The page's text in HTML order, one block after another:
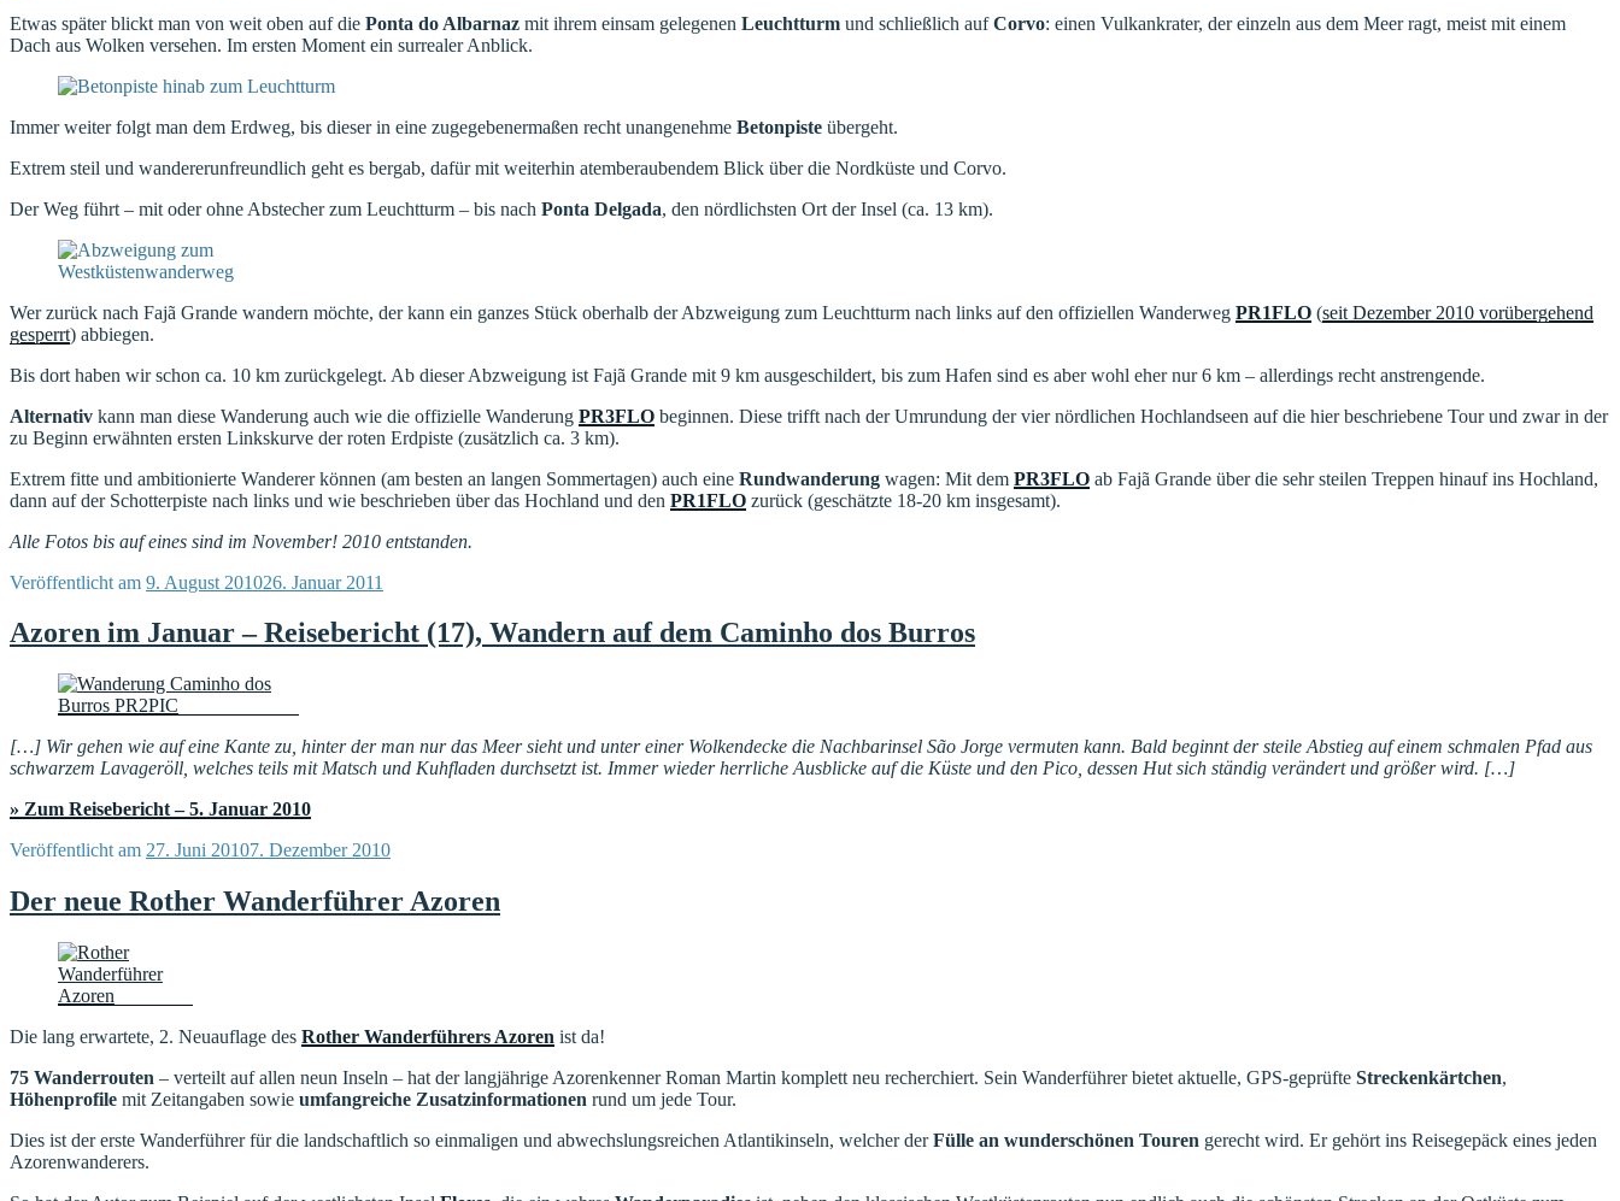
Etwas später blickt man von weit oben auf die Ponta do Albarnaz mit ihrem einsam gelegenen Leuchtturm und schließlich aufCorvo: einen Vulkankrater, der einzeln aus dem Meer ragt, meist mit einem
Dach aus Wolken versehen. Im ersten Moment ein surrealer Anblick.
Immer weiter folgt man dem Erdweg, bis dieser in eine zugegebenermaßen recht unangenehme Betonpiste übergeht.
Extrem steil und wandererunfreundlich geht es bergab, dafür mit weiterhin atemberaubendem Blick über die Nordküste und Corvo.
Der Weg führt – mit oder ohne Abstecher zum Leuchtturm – bis nach Ponta Delgada, den nördlichsten Ort der Insel (ca. 13 km).
Wer zurück nach Fajã Grande wandern möchte, der kann ein ganzes Stück oberhalb der Abzweigung zum Leuchtturm nach links auf den offiziellen Wanderweg PR1FLO (seit Dezember 2010 vorübergehend
gesperrt) abbiegen.
Bis dort haben wir schon ca. 10 km zurückgelegt. Ab dieser Abzweigung ist Fajã Grande mit 9 km ausgeschildert, bis zum Hafen sind es aber wohl eher nur 6 km – allerdings recht anstrengende.
Alternativ kann man diese Wanderung auch wie die offizielle Wanderung PR3FLO beginnen. Diese trifft nach der Umrundung der vier nördlichen Hochlandseen auf die hier beschriebene Tour und zwar in der
zu Beginn erwähnten ersten Linkskurve der roten Erdpiste (zusätzlich ca. 3 km).
Extrem fitte und ambitionierte Wanderer können (am besten an langen Sommertagen) auch eine Rundwanderung wagen: Mit dem PR3FLO ab Fajã Grande über die sehr steilen Treppen hinauf ins Hochland,
dann auf der Schotterpiste nach links und wie beschrieben über das Hochland und den PR1FLO zurück (geschätzte 18-20 km insgesamt).
Alle Fotos bis auf eines sind im November! 2010 entstanden.
Veröffentlicht am 9. August 201026. Januar 2011
Azoren im Januar – Reisebericht (17), Wandern auf dem Caminho dos Burros
[…] Wir gehen wie auf eine Kante zu, hinter der man nur das Meer sieht und unter einer Wolkendecke die Nachbarinsel São Jorge vermuten kann. Bald beginnt der steile Abstieg auf einem schmalen Pfad aus
schwarzem Lavageröll, welches teils mit Matsch und Kuhfladen durchsetzt ist. Immer wieder herrliche Ausblicke auf die Küste und den Pico, dessen Hut sich ständig verändert und größer wird. […]
» Zum Reisebericht – 5. Januar 2010
Veröffentlicht am 27. Juni 20107. Dezember 2010
Der neue Rother Wanderführer Azoren
Die lang erwartete, 2. Neuauflage des Rother Wanderführers Azoren ist da!
75 Wanderrouten – verteilt auf allen neun Inseln – hat der langjährige Azorenkenner Roman Martin komplett neu recherchiert. Sein Wanderführer bietet aktuelle, GPS-geprüfte Streckenkärtchen,
Höhenprofile mit Zeitangaben sowie umfangreiche Zusatzinformationen rund um jede Tour.
Dies ist der erste Wanderführer für die landschaftlich so einmaligen und abwechslungsreichen Atlantikinseln, welcher derFülle an wunderschönen Touren gerecht wird. Er gehört ins Reisegepäck eines jeden
Azorenwanderers.